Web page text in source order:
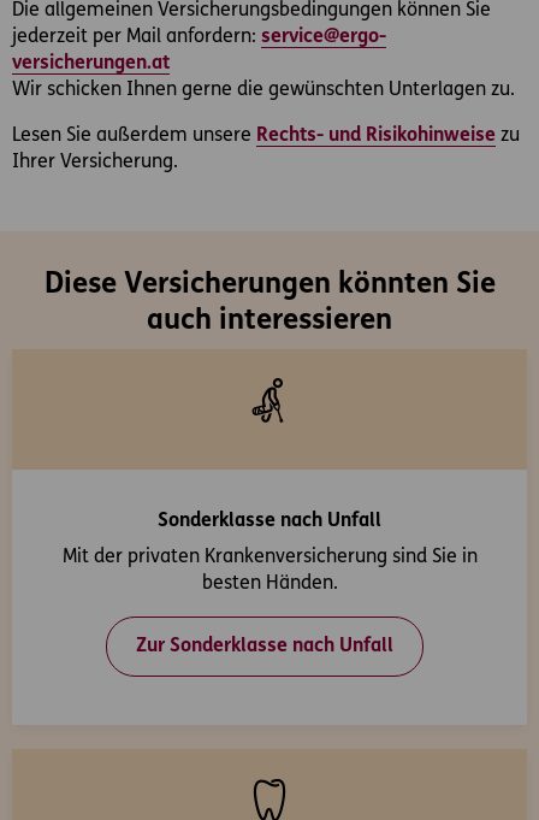
Die allgemeinen Versicherungsbedingungen können Sie
jederzeit per Mail anfordern: service@ergo-
versicherungen.at
Wir schicken Ihnen gerne die gewünschten Unterlagen zu.
Lesen Sie außerdem unsere Rechts- und Risikohinweise zu
Ihrer Versicherung.
Diese Versicherungen könnten Sie
auch interessieren
Sonderklasse nach Unfall
Mit der privaten Krankenversicherung sind Sie in
besten Händen.
Zur Sonderklasse nach Unfall